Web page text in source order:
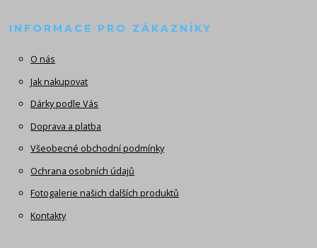
INFORMACE PRO ZÁKAZNÍKY
O nás
Jak nakupovat
Dárky podle Vás
Doprava a platba
Všeobecné obchodní podmínky
Ochrana osobních údajů
Fotogalerie našich dalších produktů
Kontakty